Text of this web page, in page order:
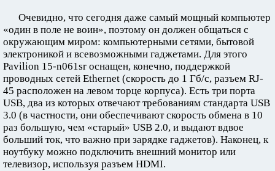
Очевидно, что сегодня даже самый мощный компьютер
«один в поле не воин», поэтому он должен общаться с
окружающим миром: компьютерными сетями, бытовой
электроникой и всевозможными гаджетами. Для этого
Pavilion 15-n061sr оснащен, конечно, поддержкой
проводных сетей Ethernet (скорость до 1 Гб/с, разъем RJ-
45 расположен на левом торце корпуса). Есть три порта
USB, два из которых отвечают требованиям стандарта USB
3.0 (в частности, они обеспечивают скорость обмена в 10
раз большую, чем «старый» USB 2.0, и выдают вдвое
больший ток, что важно при зарядке гаджетов). Наконец, к
ноутбуку можно подключить внешний монитор или
телевизор, используя разъем HDMI.